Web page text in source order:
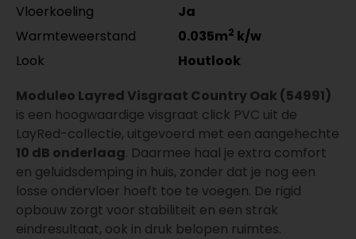
Vloerkoeling
Ja
Warmteweerstand
0.035m2 k/w
Look
Houtlook
Moduleo Layred Visgraat Country Oak (54991)
is een hoogwaardige visgraat click PVC uit de
LayRed-collectie, uitgevoerd met een aangehechte
10 dB onderlaag. Daarmee haal je extra comfort
en geluidsdemping in huis, zonder dat je nog een
losse ondervloer hoeft toe te voegen. De rigid
opbouw zorgt voor stabiliteit en een strak
eindresultaat, ook in druk belopen ruimtes.